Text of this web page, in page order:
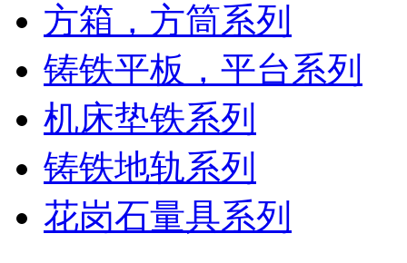
方箱，方筒系列
铸铁平板，平台系列
机床垫铁系列
铸铁地轨系列
花岗石量具系列